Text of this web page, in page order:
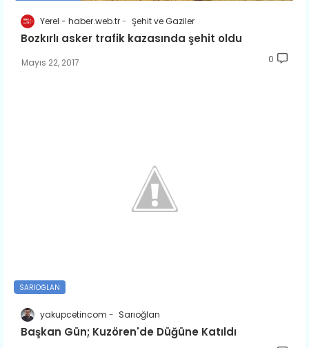
Yerel - haber.web.tr Şehit ve Gaziler
Bozkırlı asker trafik kazasında şehit oldu
Mayıs 22, 2017 0
SARIOĞLAN
yakupcetincom Sarıoğlan
Başkan Gün; Kuzören'de Düğüne Katıldı